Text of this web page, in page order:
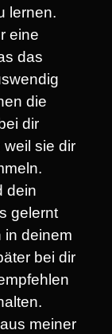
lernen.
eine
das
die
dir
sie dir
dein
gelernt
in deinem
bei dir
meiner